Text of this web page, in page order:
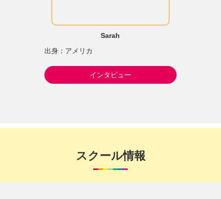
Sarah
出身：アメリカ
インタビュー
スクール情報